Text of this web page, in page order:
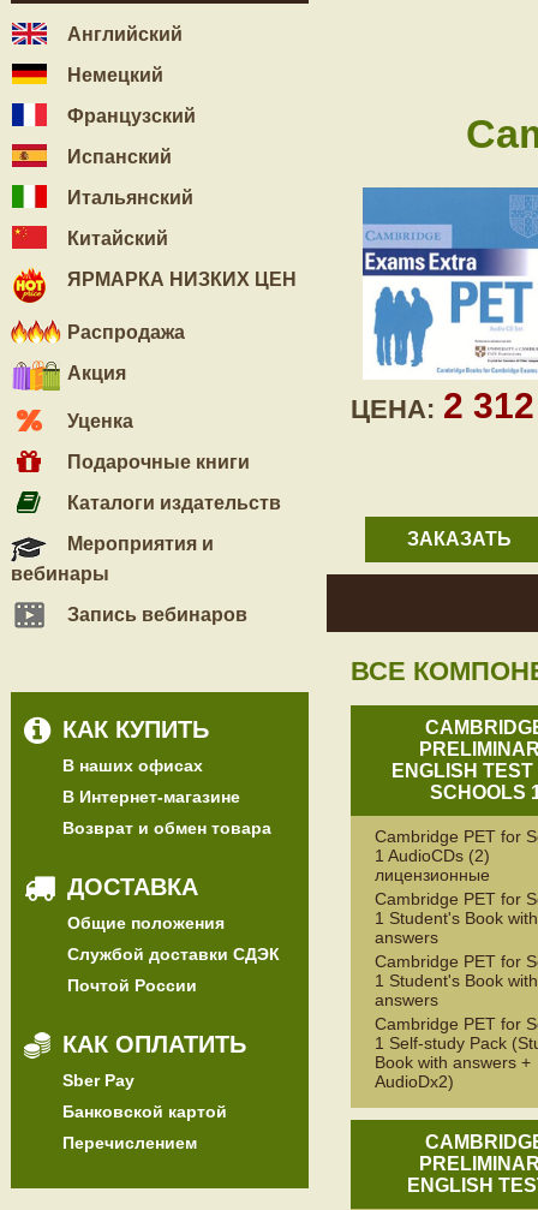
Английский
Немецкий
Французский
Испанский
Итальянский
Китайский
ЯРМАРКА НИЗКИХ ЦЕН
Распродажа
Акция
Уценка
Подарочные книги
Каталоги издательств
Мероприятия и
вебинары
Запись вебинаров
КАК КУПИТЬ
В наших офисах
В Интернет-магазине
Возврат и обмен товара
ДОСТАВКА
Общие положения
Службой доставки СДЭК
Почтой России
КАК ОПЛАТИТЬ
Sber Pay
Банковской картой
Перечислением
ЦЕНА: 2
ЗАКАЗАТЬ
ВСЕ
ENGLISH TEST
SCHOOLS
Cambridge PET for
1 AudioCDs (2)
лицензионные
Cambridge PET for
1 Student's Book with
answers
Cambridge PET for
1 Student's Book
answers
Cambridge PET for
1 Self-study Pack
Book with answers +
AudioDx2)
ENGLISH